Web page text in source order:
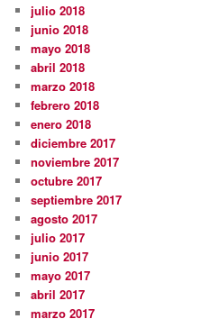
julio 2018
junio 2018
mayo 2018
abril 2018
marzo 2018
febrero 2018
enero 2018
diciembre 2017
noviembre 2017
octubre 2017
septiembre 2017
agosto 2017
julio 2017
junio 2017
mayo 2017
abril 2017
marzo 2017